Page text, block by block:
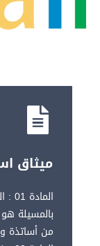
ميثاق
بالمسيلة
من أساتذة